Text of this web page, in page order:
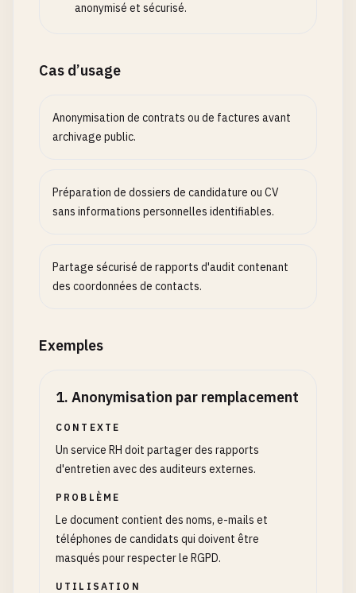
anonymisé et sécurisé.
Cas d’usage
Anonymisation de contrats ou de factures avant
archivage public.
Préparation de dossiers de candidature ou CV
sans informations personnelles identifiables.
Partage sécurisé de rapports d'audit contenant
des coordonnées de contacts.
Exemples
1. Anonymisation par remplacement
CONTEXTE
Un service RH doit partager des rapports
d'entretien avec des auditeurs externes.
PROBLÈME
Le document contient des noms, e-mails et
téléphones de candidats qui doivent être
masqués pour respecter le RGPD.
UTILISATION